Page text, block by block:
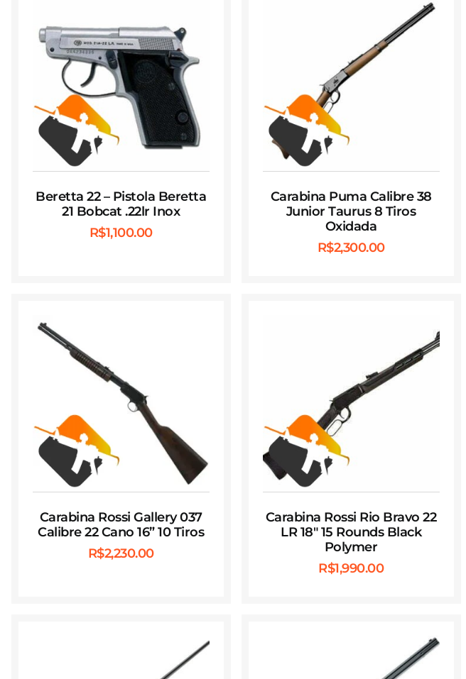
Beretta 22 – Pistola Beretta
21 Bobcat .22lr Inox
R$1,100.00
Carabina Puma Calibre 38
Junior Taurus 8 Tiros
Oxidada
R$2,300.00
Carabina Rossi Gallery 037
Calibre 22 Cano 16” 10 Tiros
R$2,230.00
Carabina Rossi Rio Bravo 22
LR 18″ 15 Rounds Black
Polymer
R$1,990.00